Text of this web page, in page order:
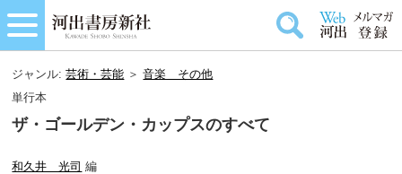
ジャンル:芸術・芸能 ＞音楽＿その他
単行本
ザ・ゴールデン・カップスのすべて
和久井 光司 編